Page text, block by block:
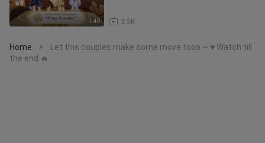
1:49 3.2K
Home >
Let this couples make some move tooo ~ ♥️ Watch till
the end 🔥